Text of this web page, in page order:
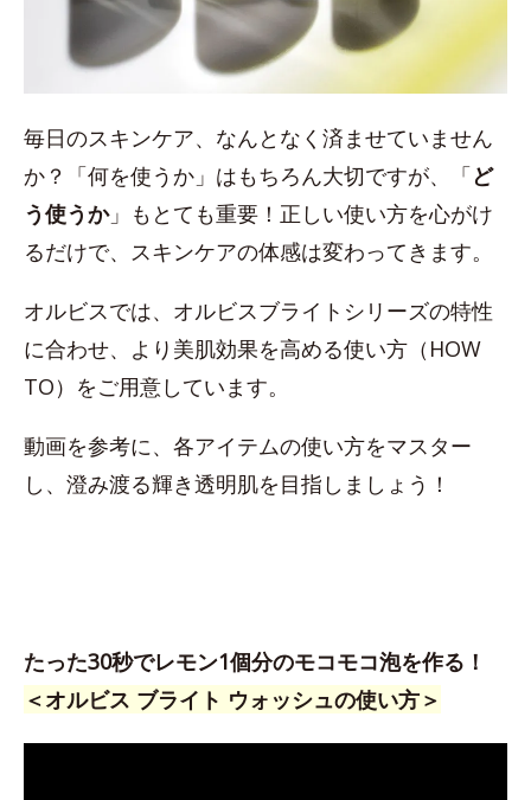
毎日のスキンケア、なんとなく済ませていません
か？「何を使うか」はもちろん大切ですが、「ど
う使うか」もとても重要！正しい使い方を心がけ
るだけで、スキンケアの体感は変わってきます。
オルビスでは、オルビスブライトシリーズの特性
に合わせ、より美肌効果を高める使い方（HOW
TO）をご用意しています。
動画を参考に、各アイテムの使い方をマスター
し、澄み渡る輝き透明肌を目指しましょう！
たった30秒でレモン1個分のモコモコ泡を作る！
＜オルビス ブライト ウォッシュの使い方＞